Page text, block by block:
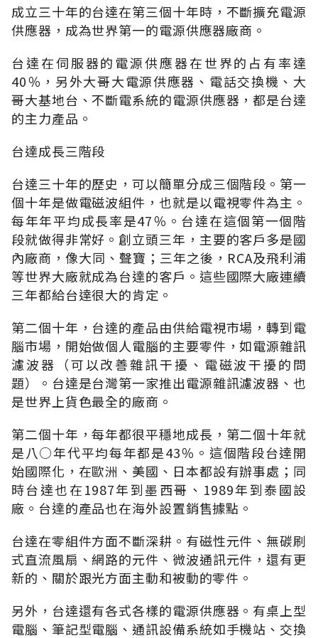
成立三十年的台達在第三個十年時，不斷擴充電源
供應器，成為世界第一的電源供應器廠商。
台達在伺服器的電源供應器在世界的占有率達
40％，另外大哥大電源供應器、電話交換機、大
哥大基地台、不斷電系統的電源供應器，都是台達
的主力產品。
台達成長三階段
台達三十年的歷史，可以簡單分成三個階段。第一
個十年是做電磁波組件，也就是以電視零件為主。
每年年平均成長率是47％。台達在這個第一個階
段就做得非常好。創立頭三年，主要的客戶多是國
內廠商，像大同、聲寶；三年之後，RCA及飛利浦
等世界大廠就成為台達的客戶。這些國際大廠連續
三年都給台達很大的肯定。
第二個十年，台達的產品由供給電視市場，轉到電
腦市場，開始做個人電腦的主要零件，如電源雜訊
濾波器（可以改善雜訊干擾、電磁波干擾的問
題）。台達是台灣第一家推出電源雜訊濾波器、也
是世界上貨色最全的廠商。
第二個十年，每年都很平穩地成長，第二個十年就
是八○年代平均每年都是43％。這個階段台達開
始國際化，在歐洲、美國、日本都設有辦事處；同
時台達也在1987年到墨西哥、1989年到泰國設
廠。台達的產品也在海外設置銷售據點。
台達在零組件方面不斷深耕。有磁性元件、無碳刷
式直流風扇、網路的元件、微波通訊元件，還有更
新的、關於跟光方面主動和被動的零件。
另外，台達還有各式各樣的電源供應器。有桌上型
電腦、筆記型電腦、通訊設備系統如手機站、交換